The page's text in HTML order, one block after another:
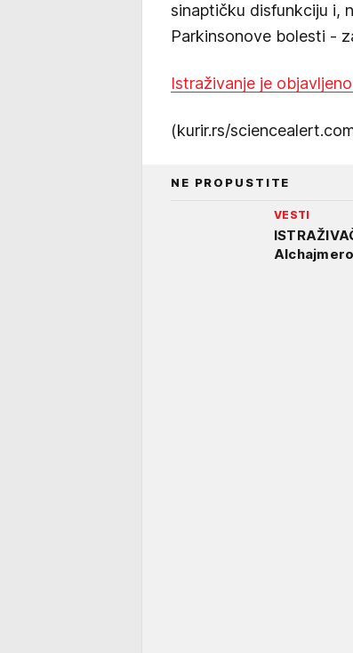
sinaptičku disfunkciju i,
Parkinsonove bolesti -
Istraživanje je
(kurir.rs/
NE PROPUSTITE
VESTI